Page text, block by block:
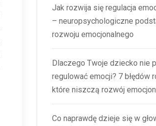
Jak rozwija się regulacja
– neuropsychologiczne
rozwoju emocjonalnego
Dlaczego Twoje dziecko nie
regulować emocji? 7 błędów
które niszczą rozwój
Co naprawdę dzieje się w